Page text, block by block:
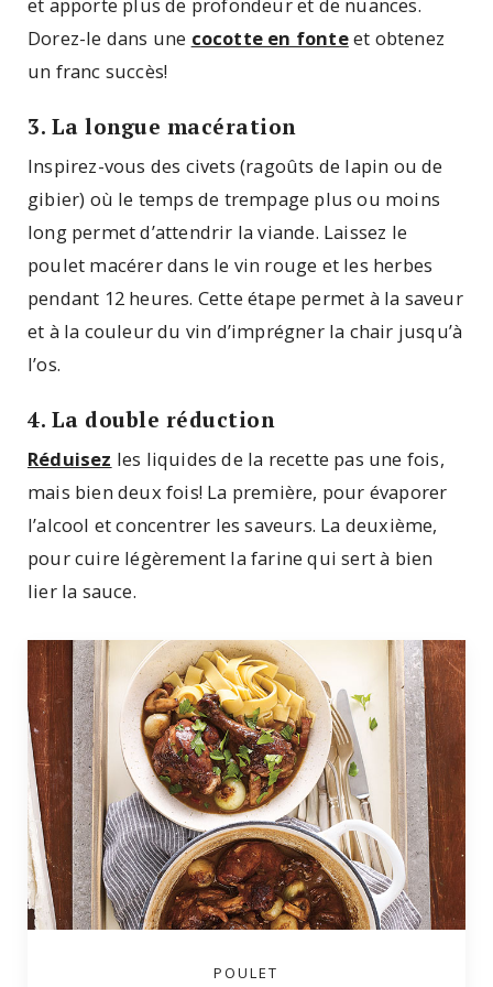
et apporte plus de profondeur et de nuances.
Dorez-le dans une cocotte en fonteet obtenez
un franc succès!
3. La longue macération
Inspirez-vous des civets (ragoûts de lapin ou de
gibier) où le temps de trempage plus ou moins
long permet d’attendrir la viande. Laissez le
poulet macérer dans le vin rouge et les herbes
pendant 12 heures. Cette étape permet à la saveur
et à la couleur du vin d’imprégner la chair jusqu’à
l’os.
4. La double réduction
Réduisez les liquides de la recette pas une fois,
mais bien deux fois! La première, pour évaporer
l’alcool et concentrer les saveurs. La deuxième,
pour cuire légèrement la farine qui sert à bien
lier la sauce.
POULET